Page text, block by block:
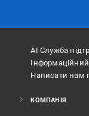
АІ Служба
Написати нам
КОМПАНІЯ